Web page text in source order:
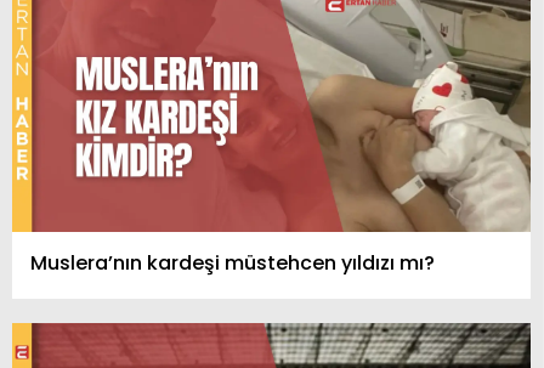
Muslera’nın kardeşi müstehcen yıldızı mı?